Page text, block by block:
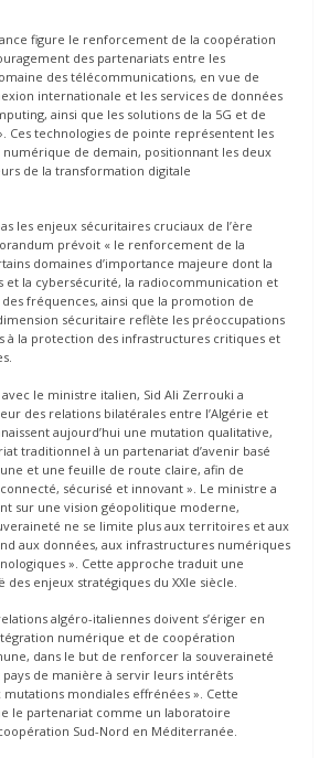
figure le renforcement de la coopération
des partenariats entre les
des télécommunications, en vue de
internationale et les services de données
ainsi que les solutions de la 5G et de
Ces technologies de pointe représentent les
numérique de demain, positionnant les deux
de la transformation digitale
les enjeux sécuritaires cruciaux de l’ère
prévoit « le renforcement de la
domaines d’importance majeure dont la
et la cybersécurité, la radiocommunication et
fréquences, ainsi que la promotion de
sécuritaire reflète les préoccupations
à la protection des infrastructures critiques et
le ministre italien, Sid Ali Zerrouki a
des relations bilatérales entre l’Algérie et
aujourd’hui une mutation qualitative,
traditionnel à un partenariat d’avenir basé
et une feuille de route claire, afin de
sécurisé et innovant ». Le ministre a
sur une vision géopolitique moderne,
ne se limite plus aux territoires et aux
aux données, aux infrastructures numériques
». Cette approche traduit une
enjeux stratégiques du XXIe siècle.
algéro-italiennes doivent s’ériger en
numérique et de coopération
dans le but de renforcer la souveraineté
de manière à servir leurs intérêts
mutations mondiales effrénées ». Cette
le partenariat comme un laboratoire
Sud-Nord en Méditerranée.